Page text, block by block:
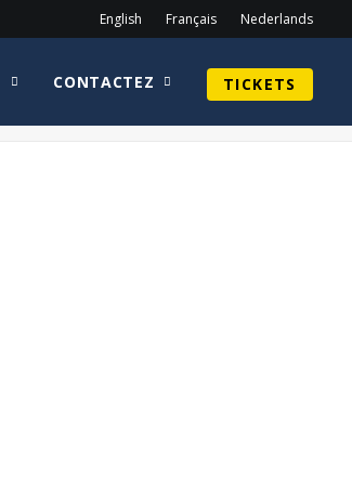
English Français Nederlands
CONTACTEZ TICKETS
Peter Weller Star_Trek_Into_Darkness_Logo